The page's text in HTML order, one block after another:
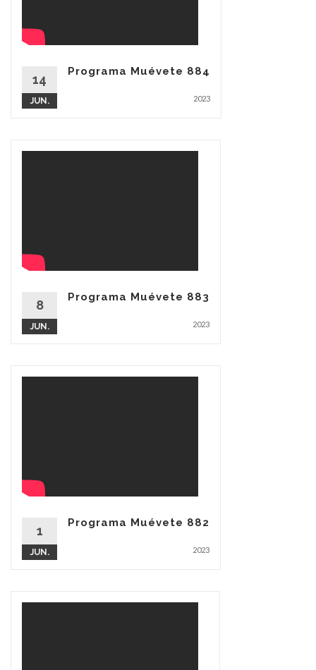
14
JUN.
Programa Muévete 884
2023
8
JUN.
Programa Muévete 883
2023
1
JUN.
Programa Muévete 882
2023